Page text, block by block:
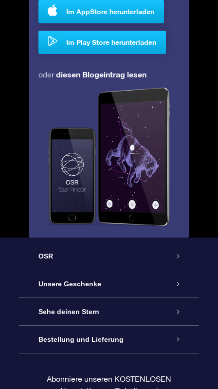
Im AppStore herunterladen
Im Play Store herunterladen
oderdiesen Blogeintrag lesen
OSR
Service
Kontakt
Blog
Unsere Geschenke
Sterne schenken
OSR-Geschenkpaket
Sehe deinen Stern
Sternregister
Bestellung und Lieferung
Abonniere unseren KOSTENLOSEN